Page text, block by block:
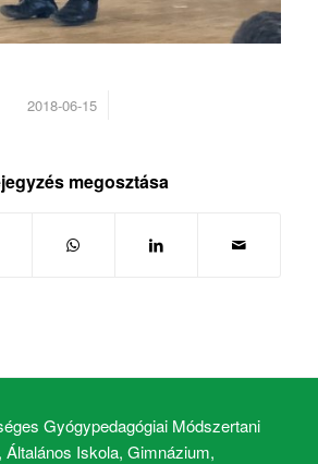
2018-06-15
/
megosztása
Gyógypedagógiai Módszertani
Általános Iskola, Gimnázium,